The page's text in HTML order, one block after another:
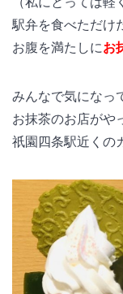
駅弁を食べただけ
お腹を満たしにお
みんなで気になっ
お抹茶のお店がや
祇園四条駅近くの